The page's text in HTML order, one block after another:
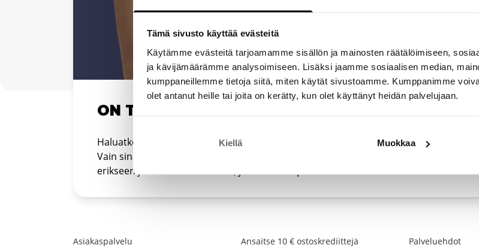
Tämä sivusto käyttää evästeitä
Käytämme evästeitä tarjoamamme sisällön ja mainosten räätälöimiseen,
ja kävijämäärämme analysoimiseen. Lisäksi jaamme sosiaalisen median,
kumppaneillemme tietoja siitä, miten käytät sivustoamme. Kumppanimme
olet antanut heille tai joita on kerätty, kun olet käyttänyt heidän palvelujaan.
Kiellä Muokkaa
ON THAT ASS -tilauksesi peruuttaminen
Haluatko peruuttaa ON THAT ASS -tilauksesi peruutusoikeuden voimassaolon
Vain sinä tai valtuutettu henkilö voitte peruuttaa nimissäsi olevat tilaukset. Onko
erikseen jokaisesta tilauksesta, jonka haluat peruuttaa.
Asiakaspalvelu Ansaitse 10 € ostoskrediittejä Palveluehdot